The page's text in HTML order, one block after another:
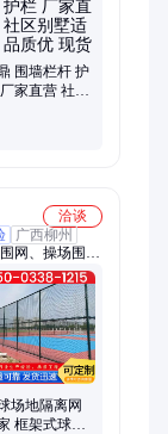
围墙栏杆 护
家直营 社区
洽谈
广西柳州
网、操场围
、隔离栅、护
、球场护栏、
护栏、操场护
场地隔离网
框架式球场